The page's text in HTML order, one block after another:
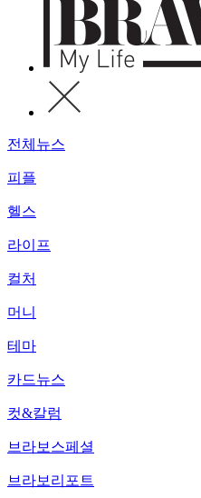
전체뉴스
피플
헬스
라이프
컬처
머니
테마
카드뉴스
컷&칼럼
브라보스페셜
브라보리포트